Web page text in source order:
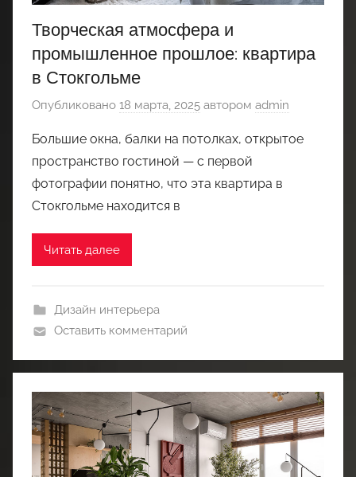
Творческая атмосфера и
промышленное прошлое: квартира
в Стокгольме
Опубликовано 18 марта, 2025 автором admin
Большие окна, балки на потолках, открытое
пространство гостиной — с первой
фотографии понятно, что эта квартира в
Стокгольме находится в
Читать далее
Дизайн интерьера
Оставить комментарий